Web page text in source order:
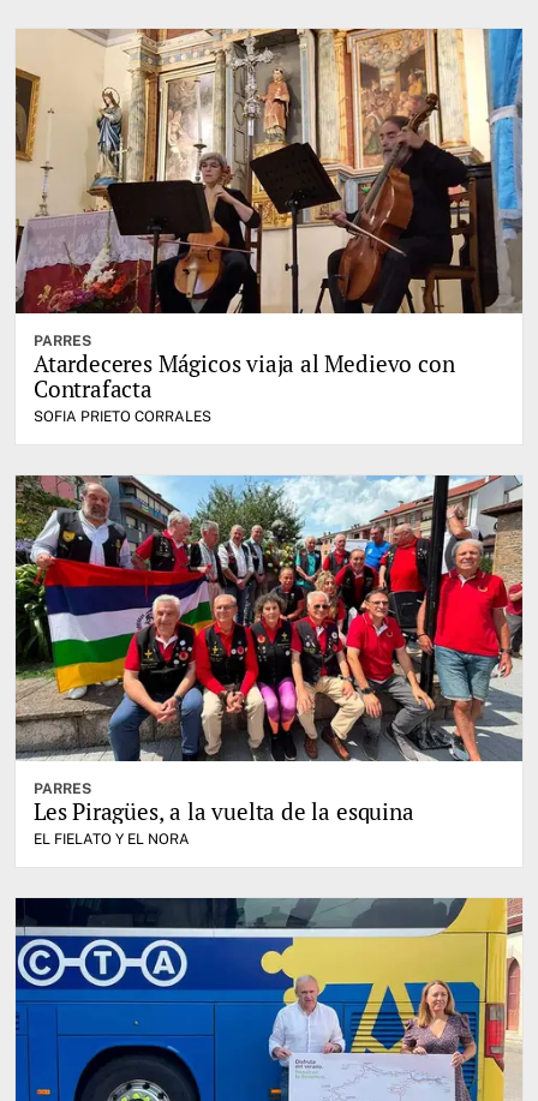
PARRES
Atardeceres Mágicos viaja al Medievo con
Contrafacta
SOFIA PRIETO CORRALES
PARRES
Les Piragües, a la vuelta de la esquina
EL FIELATO Y EL NORA